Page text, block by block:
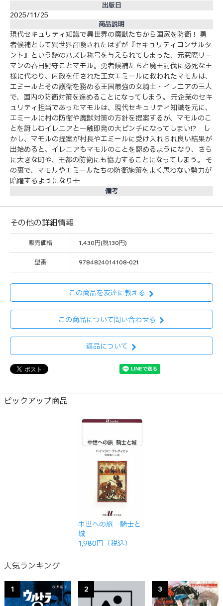
出版日
2025/11/25
商品説明
現代セキュリティ知識で異世界の魔獣たちから国家を防衛！ 勇
者候補として異世界召喚されたはずが『セキュリティコンサルタ
ント』という謎のハズレ称号を与えられてしまった、元窓際リー
マンの春日野守ことマモル。勇者候補たちと魔王討伐に必死な王
様に代わり、内政を任された王女エミールに救われたマモルは、
エミールとその護衛を務める王国最強の女騎士・イレニアの三人
で、国内の防衛対策を進めることになってしまう。 元企業のセキ
ュリティ担当であったマモルは、現代セキュリティ知識を元に、
エミールに村の防衛や魔獣対策の方針を提案するが、マモルのこ
とを訝しむイレニアと一触即発の大ピンチになってしまい!? し
かし、マモルの提案が村長やエミールに受け入れられ良い結果が
出始めると、イレニアもマモルのことを認めるようになり、さら
に大きな町や、王都の防衛にも協力することになってしまう。 そ
の裏で、マモルやエミールたちの防衛施策をよく思わない勢力が
暗躍するようになり──！
備考
その他の詳細情報
販売価格 1,430円(税130円)
型番 9784824014108-021
この商品を友達に教える
この商品について問い合わせる
返品について
ピックアップ商品
中世への旅 騎士と
城
1,980円（税込）
人気ランキング
1 2 3